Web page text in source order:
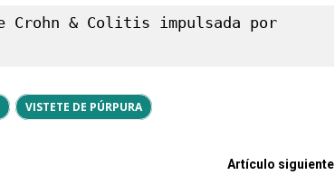
Crohn & Colitis impulsada por
VISTETE DE PÚRPURA
Artículo siguiente